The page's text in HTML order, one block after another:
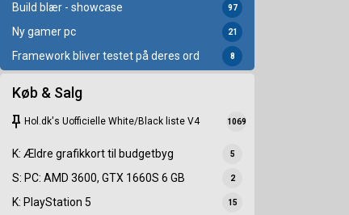
Build blær - showcase 97
Ny gamer pc 21
Framework bliver testet på deres ord 8
Køb & Salg
keep Hol.dk's Uofficielle White/Black liste V4 1069
K: Ældre grafikkort til budgetbyg 5
S: PC: AMD 3600, GTX 1660S 6 GB 2
K: PlayStation 5 15